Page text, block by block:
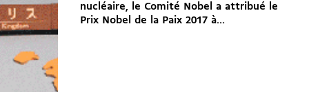
nucléaire, le Comité Nobel a attribué le
Prix Nobel de la Paix 2017 à...